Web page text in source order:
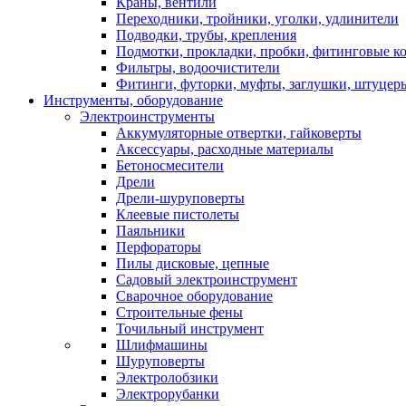
Переходники, тройники, уголки, удлинители
Подводки, трубы, крепления
Подмотки, прокладки, пробки, фитинговые
Фильтры, водоочистители
Фитинги, футорки, муфты, заглушки,
Инструменты, оборудование
Электроинструменты
Аккумуляторные отвертки, гайковерты
Аксессуары, расходные материалы
Бетоносмесители
Дрели
Дрели-шуруповерты
Клеевые пистолеты
Паяльники
Перфораторы
Пилы дисковые, цепные
Садовый электроинструмент
Сварочное оборудование
Строительные фены
Точильный инструмент
Шлифмашины
Шуруповерты
Электролобзики
Электрорубанки